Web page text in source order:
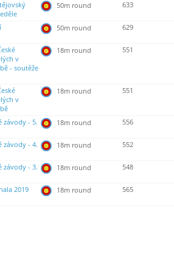
50m round 633
50m round 629
v
- soutěže
18m round 551
v
18m round 551
závody - 5.
18m round 556
závody - 4.
18m round 552
závody - 3.
18m round 548
2019 18m round 565